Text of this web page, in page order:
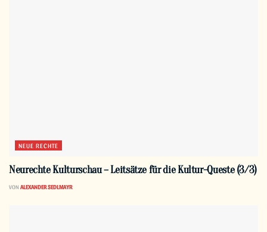
NEUE RECHTE
Neurechte Kulturschau – Leitsätze für die Kultur-Queste (3/3)
VON ALEXANDER SEDLMAYR